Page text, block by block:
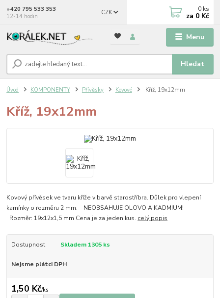
Menu
CZK
Hledat
+420 795 533 353
12-14 hodin
0 ks
za 0 Kč
Úvod KOMPONENTY Přívěsky Kovové Kříž, 19x12mm
Kříž, 19x12mm
Kovový přívěsek ve tvaru kříže v barvě starostříbra. Důlek pro vlepení
kamínky o rozměru 2 mm. NEOBSAHUJE OLOVO A KADMIUM!
Rozměr: 19x12x1,5 mm Cena je za jeden kus. celý popis
Dostupnost Skladem 1305 ks
Nejsme plátci DPH
1,50 Kč/ks